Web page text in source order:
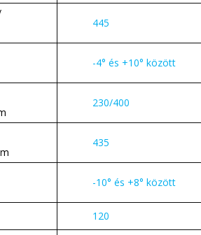
445
-4° és +10° között
230/400
435
-10° és +8° között
120